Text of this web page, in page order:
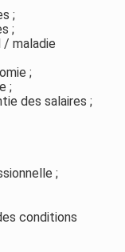
;
;
/ maladie
;
;
des salaires ;
;
conditions